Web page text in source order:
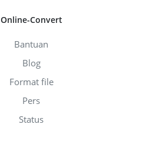
Online-Convert
Bantuan
Blog
Format file
Pers
Status